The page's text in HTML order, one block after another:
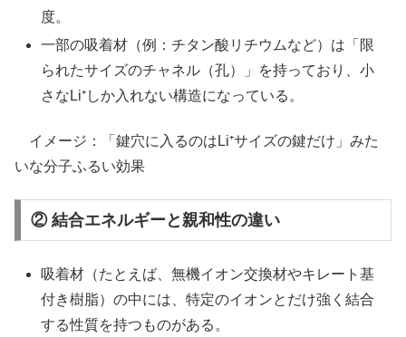
度。
一部の吸着材（例：チタン酸リチウムなど）は「限
られたサイズのチャネル（孔）」を持っており、小
さなLi⁺しか入れない構造になっている。
イメージ：「鍵穴に入るのはLi⁺サイズの鍵だけ」みた
いな分子ふるい効果
② 結合エネルギーと親和性の違い
吸着材（たとえば、無機イオン交換材やキレート基
付き樹脂）の中には、特定のイオンとだけ強く結合
する性質を持つものがある。